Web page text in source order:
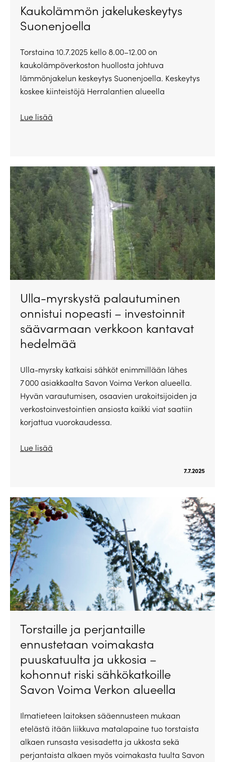
Kaukolämmön jakelukeskeytys
Suonenjoella
Torstaina 10.7.2025 kello 8.00–12.00 on
kaukolämpöverkoston huollosta johtuva
lämmönjakelun keskeytys Suonenjoella. Keskeytys
koskee kiinteistöjä Herralantien alueella
Lue lisää
Ulla-myrskystä palautuminen
onnistui nopeasti – investoinnit
säävarmaan verkkoon kantavat
hedelmää
Ulla-myrsky katkaisi sähköt enimmillään lähes
7 000 asiakkaalta Savon Voima Verkon alueella.
Hyvän varautumisen, osaavien urakoitsijoiden ja
verkostoinvestointien ansiosta kaikki viat saatiin
korjattua vuorokaudessa.
Lue lisää
7.7.2025
Torstaille ja perjantaille
ennustetaan voimakasta
puuskatuulta ja ukkosia –
kohonnut riski sähkökatkoille
Savon Voima Verkon alueella
Ilmatieteen laitoksen sääennusteen mukaan
etelästä itään liikkuva matalapaine tuo torstaista
alkaen runsasta vesisadetta ja ukkosta sekä
perjantaista alkaen myös voimakasta tuulta Savon